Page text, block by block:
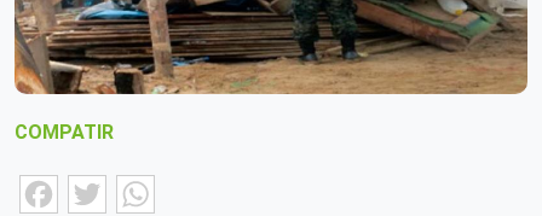
COMPATIR
Facebook
Twitter